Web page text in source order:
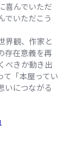
喜んでいただ
でいただこう
界観、作家と
存在意義を再
べきか動き出
て「本屋ってい
いにつながる